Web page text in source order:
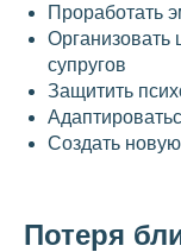
Проработать
супругов
Защитить
Создать
Потеря